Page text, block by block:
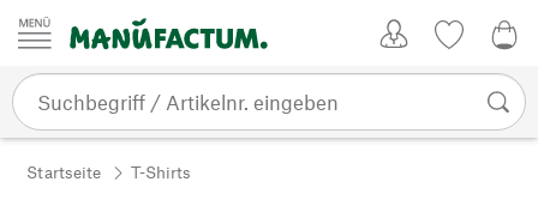
Zum Inhalt springen
Startseite T-Shirts